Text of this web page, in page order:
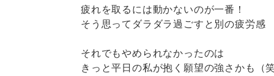
疲れを取るには動かないのが一番！
そう思ってダラダラ過ごすと別の疲労感
それでもやめられなかったのは
きっと平日の私が抱く願望の強さかも（